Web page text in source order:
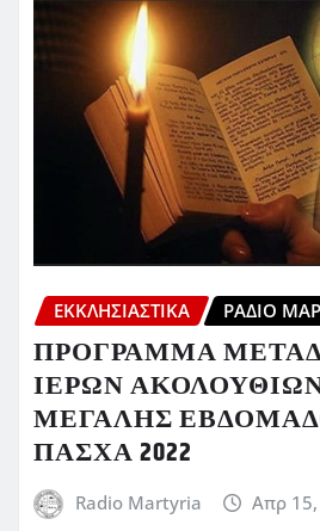
ΕΚΚΛΗΣΙΑΣΤΙΚΆ ΡΆΔΙΟ
ΠΡΟΓΡΑΜΜΑ
ΙΕΡΩΝ
ΜΕΓΑΛΗΣ
ΠΑΣΧΑ 2022
Radio Martyria Απρ